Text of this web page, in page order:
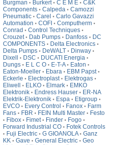
Burgman • Burkert • C E M E • C&K
Components • Calpeda • Camozzi
Pneumatic • Carel • Carlo Gavazzi
Automation • COFI • Computherm •
Conrad • Control Techniques •
Crouzet • Dab Pumps • Danfoss • DC
COMPONENTS • Delta Electronics •
Delta Pumps • DeWALT • Dinway •
Dixell • DSC • DUCATI Energia •
Dungs • E L C O • E-T-A • Eaton •
Eaton-Moeller • Ebara • EBM Papst •
Eckerle • Electroplast • Elektrogas •
Eliwell • ELKO • Elmark • EMKO
Elektronik • Endress Hauser • ER-NA
Elektrik-Elektronik • Espa • Etigroup •
EVCO • Every Control • Fanox • Farm
Fans • FBR • FEIN Multi Master • Festo
• Fibox • Fimet • Finder • Fogo •
Forward Industrial CO • Fotek Controls
• Fuji Electric • G GIOANOLA • Ganz
KK • Gave • General Electric • Geo